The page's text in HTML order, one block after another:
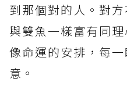
到那個對的人。對
與雙魚一樣富有同
像命運的安排，每
意。